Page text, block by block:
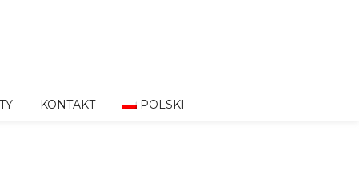
KONTAKT POLSKI